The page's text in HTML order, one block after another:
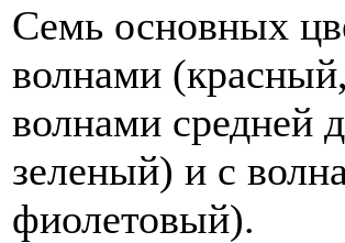
Семь основных
волнами
волнами средней
зеленый) и с
фиолетовый).